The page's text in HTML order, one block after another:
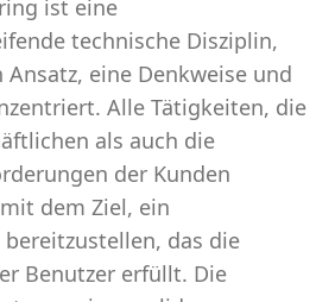
ist eine
technische Disziplin,
eine Denkweise und
Alle Tätigkeiten, die
als auch die
der Kunden
dem Ziel, ein
das die
Benutzer erfüllt. Die